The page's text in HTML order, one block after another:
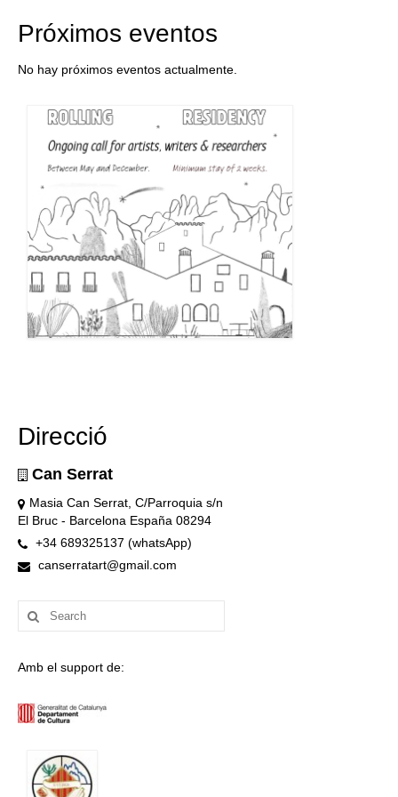
Próximos eventos
No hay próximos eventos actualmente.
Direcció
Can Serrat
Masia Can Serrat, C/Parroquia s/n
El Bruc - Barcelona España 08294
+34 689325137 (whatsApp)
canserratart@gmail.com
Search
for:
Amb el support de: